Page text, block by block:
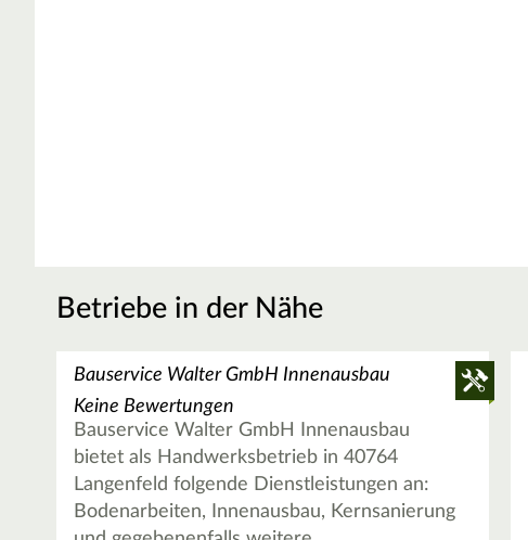
Betriebe in der Nähe
Bauservice Walter GmbH Innenausbau
Keine Bewertungen
Bauservice Walter GmbH Innenausbau
bietet als Handwerksbetrieb in 40764
Langenfeld folgende Dienstleistungen an:
Bodenarbeiten, Innenausbau, Kernsanierung